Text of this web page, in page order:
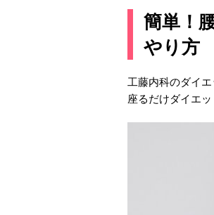
簡単！
やり方
工藤内科のダイ
座るだけダイエ